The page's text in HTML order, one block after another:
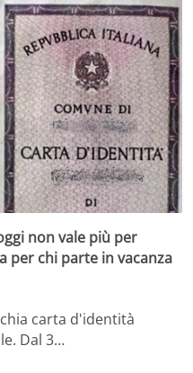
non vale più per
per chi parte in vacanza
carta d'identità
Dal 3…